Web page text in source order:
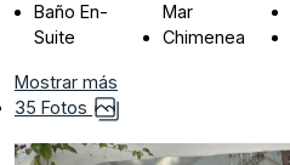
Baño En-
Suite
Mar
Chimenea
Mostrar más
35 Fotos